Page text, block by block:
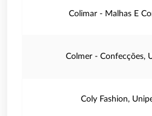
Colimar - Malhas E
Colmer - Confecções,
Coly Fashion,